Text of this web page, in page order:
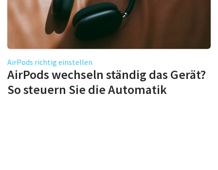
AirPods richtig einstellen
AirPods wechseln ständig das Gerät?
So steuern Sie die Automatik